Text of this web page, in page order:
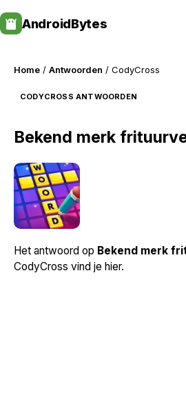
to
content
AndroidBytes
Home / Antwoorden / CodyCross
CODYCROSS ANTWOORDEN
Bekend merk
Het antwoord op Bekend merk
CodyCross vind je hier.